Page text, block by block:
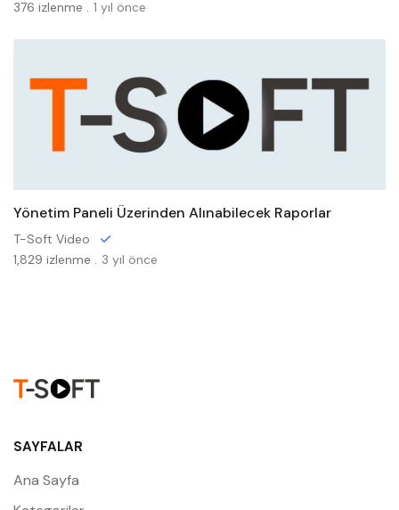
376 izlenme . 1 yıl önce
Yönetim Paneli Üzerinden Alınabilecek Raporlar
T-Soft Video
1,829 izlenme . 3 yıl önce
SAYFALAR
Ana Sayfa